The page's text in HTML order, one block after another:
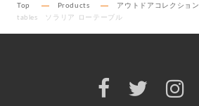
Top Products アウトドアコレクション
tables ソラリア ローテーブル